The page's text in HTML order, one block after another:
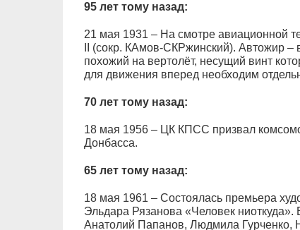
95 лет тому назад:
21 мая 1931 – На смотре авиационной
II (сокр. КАмов-СКРжинский). Автожир –
похожий на вертолёт, несущий винт
для движения вперед необходим
70 лет тому назад:
18 мая 1956 – ЦК КПСС призвал
Донбасса.
65 лет тому назад:
18 мая 1961 – Состоялась премьера
Эльдара Рязанова «Человек
Анатолий Папанов, Людмила Гурченко,